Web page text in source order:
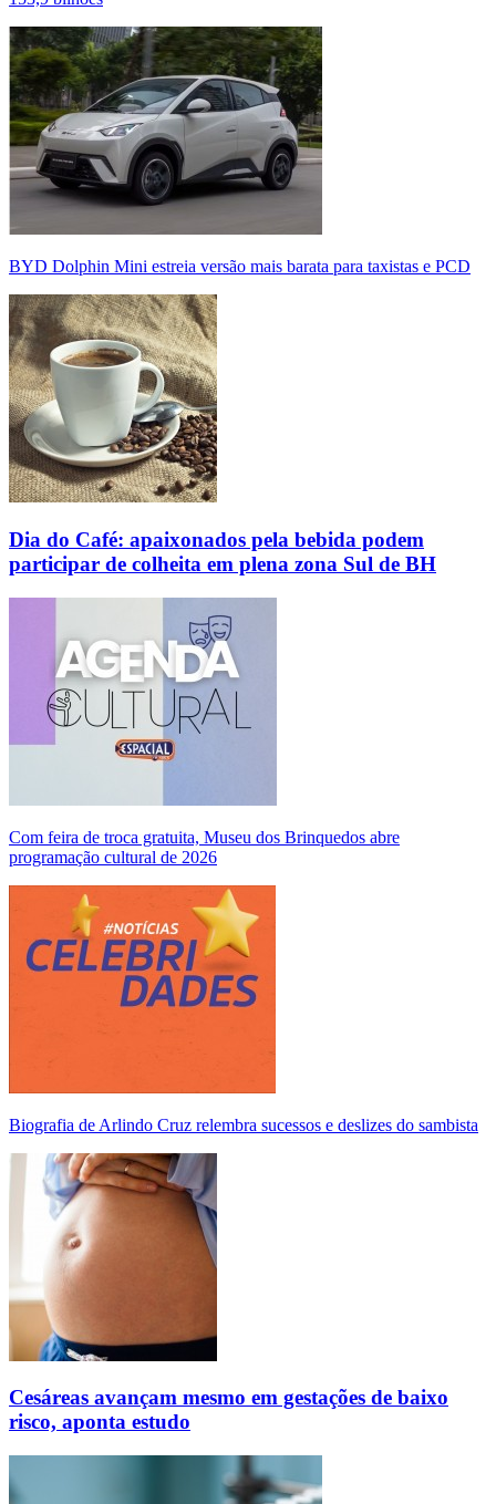
BYD Dolphin Mini estreia versão mais barata para taxistas e PCD
Dia do Café: apaixonados pela bebida podem
participar de colheita em plena zona Sul de BH
Com feira de troca gratuita, Museu dos Brinquedos abre
programação cultural de 2026
Biografia de Arlindo Cruz relembra sucessos e deslizes do sambista
Cesáreas avançam mesmo em gestações de baixo
risco, aponta estudo